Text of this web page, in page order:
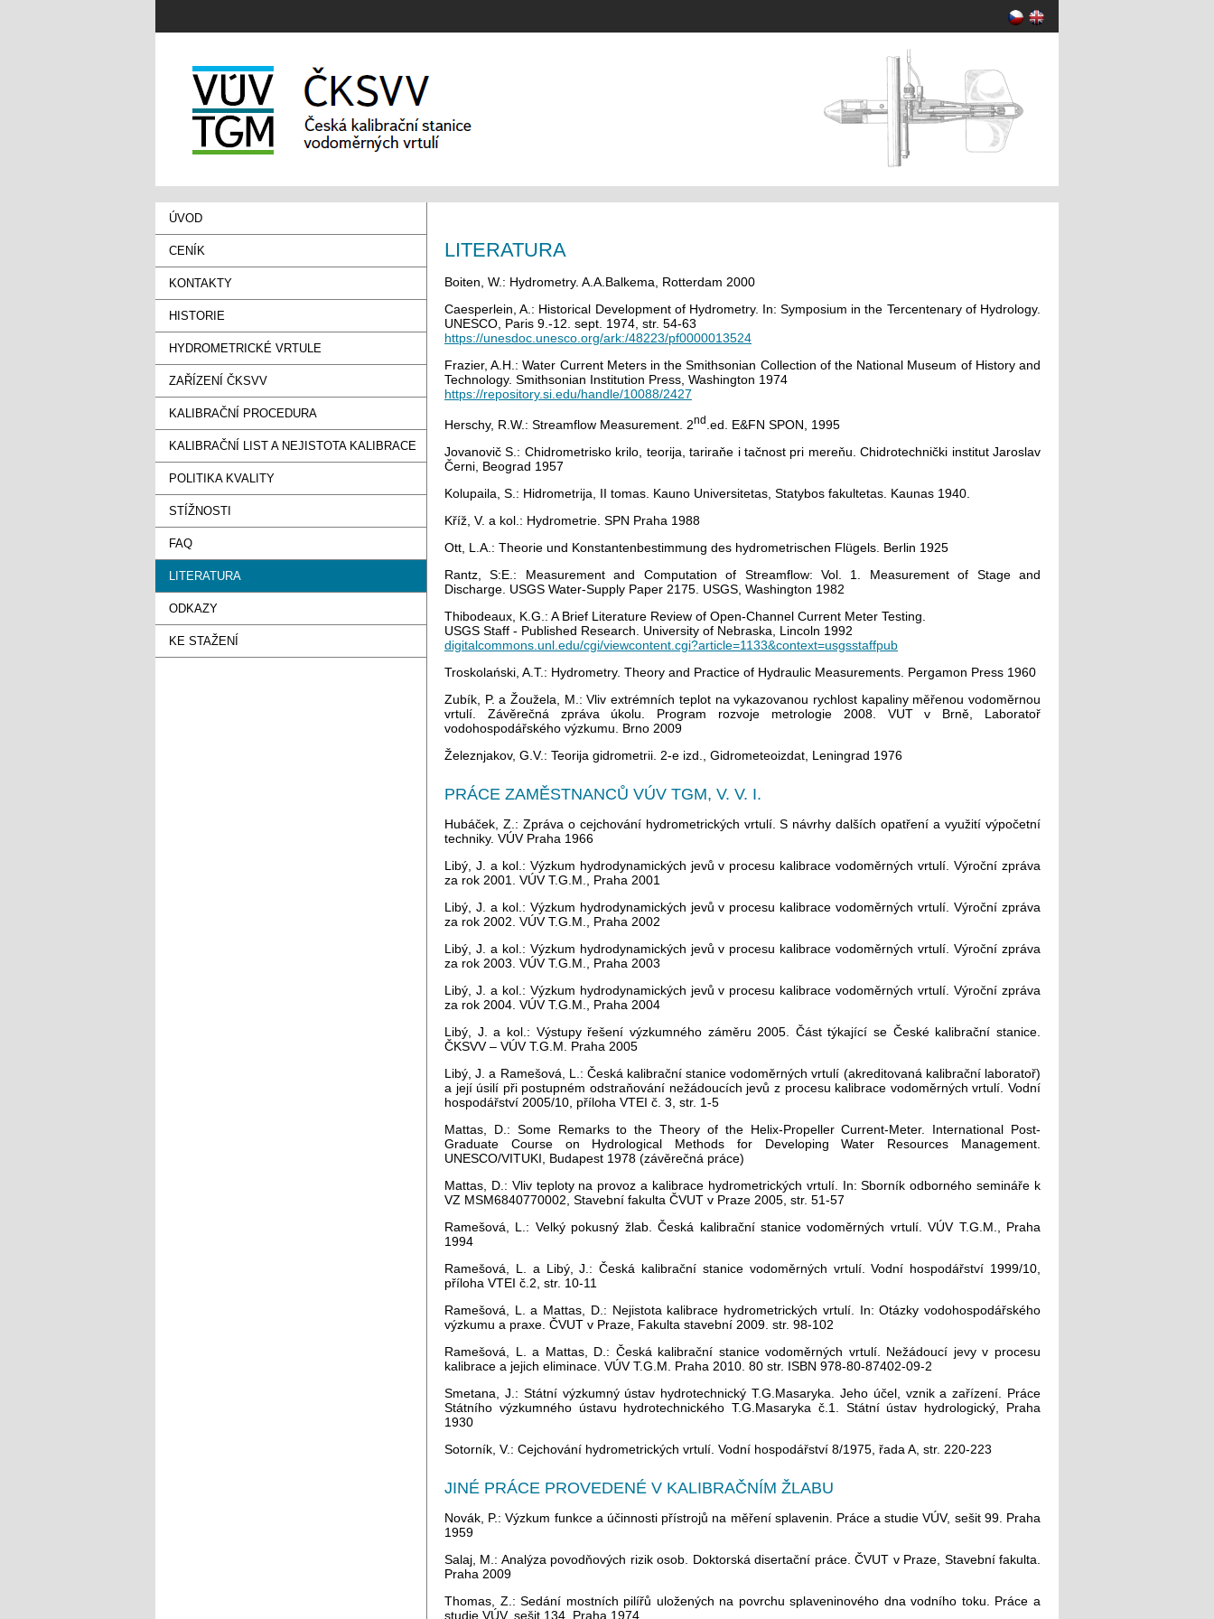
ÚVOD
CENÍK
KONTAKTY
HISTORIE
HYDROMETRICKÉ VRTULE
ZAŘÍZENÍ ČKSVV
KALIBRAČNÍ PROCEDURA
KALIBRAČNÍ LIST A NEJISTOTA KALIBRACE
POLITIKA KVALITY
STÍŽNOSTI
FAQ
LITERATURA
ODKAZY
KE STAŽENÍ
LITERATURA
Boiten, W.: Hydrometry. A.A.Balkema, Rotterdam 2000
Caesperlein, A.: Historical Development of Hydrometry. In: Symposium in the Tercentenary of Hydrology.
UNESCO, Paris 9.-12. sept. 1974, str. 54-63
https://unesdoc.unesco.org/ark:/48223/pf0000013524
Frazier, A.H.: Water Current Meters in the Smithsonian Collection of the National Museum of History and
Technology. Smithsonian Institution Press, Washington 1974
https://repository.si.edu/handle/10088/2427
Herschy, R.W.: Streamflow Measurement. 2nd .ed. E&FN SPON, 1995
Jovanovič S.: Chidrometrisko krilo, teorija, tariraňe i tačnost pri mereňu. Chidrotechnički institut Jaroslav
Černi, Beograd 1957
Kolupaila, S.: Hidrometrija, II tomas. Kauno Universitetas, Statybos fakultetas. Kaunas 1940.
Kříž, V. a kol.: Hydrometrie. SPN Praha 1988
Ott, L.A.: Theorie und Konstantenbestimmung des hydrometrischen Flügels. Berlin 1925
Rantz, S:E.: Measurement and Computation of Streamflow: Vol. 1. Measurement of Stage and
Discharge. USGS Water-Supply Paper 2175. USGS, Washington 1982
Thibodeaux, K.G.: A Brief Literature Review of Open-Channel Current Meter Testing.
USGS Staff - Published Research. University of Nebraska, Lincoln 1992
digitalcommons.unl.edu/cgi/viewcontent.cgi?article=1133&context=usgsstaffpub
Troskolański, A.T.: Hydrometry. Theory and Practice of Hydraulic Measurements. Pergamon Press 1960
Zubík, P. a Žoužela, M.: Vliv extrémních teplot na vykazovanou rychlost kapaliny měřenou vodoměrnou
vrtulí. Závěrečná zpráva úkolu. Program rozvoje metrologie 2008. VUT v Brně, Laboratoř
vodohospodářského výzkumu. Brno 2009
Železnjakov, G.V.: Teorija gidrometrii. 2-e izd., Gidrometeoizdat, Leningrad 1976
PRÁCE ZAMĚSTNANCŮ VÚV TGM, V. V. I.
Hubáček, Z.: Zpráva o cejchování hydrometrických vrtulí. S návrhy dalších opatření a využití výpočetní
techniky. VÚV Praha 1966
Libý, J. a kol.: Výzkum hydrodynamických jevů v procesu kalibrace vodoměrných vrtulí. Výroční zpráva
za rok 2001. VÚV T.G.M., Praha 2001
Libý, J. a kol.: Výzkum hydrodynamických jevů v procesu kalibrace vodoměrných vrtulí. Výroční zpráva
za rok 2002. VÚV T.G.M., Praha 2002
Libý, J. a kol.: Výzkum hydrodynamických jevů v procesu kalibrace vodoměrných vrtulí. Výroční zpráva
za rok 2003. VÚV T.G.M., Praha 2003
Libý, J. a kol.: Výzkum hydrodynamických jevů v procesu kalibrace vodoměrných vrtulí. Výroční zpráva
za rok 2004. VÚV T.G.M., Praha 2004
Libý, J. a kol.: Výstupy řešení výzkumného záměru 2005. Část týkající se České kalibrační stanice.
ČKSVV – VÚV T.G.M. Praha 2005
Libý, J. a Ramešová, L.: Česká kalibrační stanice vodoměrných vrtulí (akreditovaná kalibrační laboratoř)
a její úsilí při postupném odstraňování nežádoucích jevů z procesu kalibrace vodoměrných vrtulí. Vodní
hospodářství 2005/10, příloha VTEI č. 3, str. 1-5
Mattas, D.: Some Remarks to the Theory of the Helix-Propeller Current-Meter. International Post-
Graduate Course on Hydrological Methods for Developing Water Resources Management.
UNESCO/VITUKI, Budapest 1978 (závěrečná práce)
Mattas, D.: Vliv teploty na provoz a kalibrace hydrometrických vrtulí. In: Sborník odborného semináře k
VZ MSM6840770002, Stavební fakulta ČVUT v Praze 2005, str. 51-57
Ramešová, L.: Velký pokusný žlab. Česká kalibrační stanice vodoměrných vrtulí. VÚV T.G.M., Praha
1994
Ramešová, L. a Libý, J.: Česká kalibrační stanice vodoměrných vrtulí. Vodní hospodářství 1999/10,
příloha VTEI č.2, str. 10-11
Ramešová, L. a Mattas, D.: Nejistota kalibrace hydrometrických vrtulí. In: Otázky vodohospodářského
výzkumu a praxe. ČVUT v Praze, Fakulta stavební 2009. str. 98-102
Ramešová, L. a Mattas, D.: Česká kalibrační stanice vodoměrných vrtulí. Nežádoucí jevy v procesu
kalibrace a jejich eliminace. VÚV T.G.M. Praha 2010. 80 str. ISBN 978-80-87402-09-2
Smetana, J.: Státní výzkumný ústav hydrotechnický T.G.Masaryka. Jeho účel, vznik a zařízení. Práce
Státního výzkumného ústavu hydrotechnického T.G.Masaryka č.1. Státní ústav hydrologický, Praha
1930
Sotorník, V.: Cejchování hydrometrických vrtulí. Vodní hospodářství 8/1975, řada A, str. 220-223
JINÉ PRÁCE PROVEDENÉ V KALIBRAČNÍM ŽLABU
Novák, P.: Výzkum funkce a účinnosti přístrojů na měření splavenin. Práce a studie VÚV, sešit 99. Praha
1959
Salaj, M.: Analýza povodňových rizik osob. Doktorská disertační práce. ČVUT v Praze, Stavební fakulta.
Praha 2009
Thomas, Z.: Sedání mostních pilířů uložených na povrchu splaveninového dna vodního toku. Práce a
studie VÚV, sešit 134. Praha 1974